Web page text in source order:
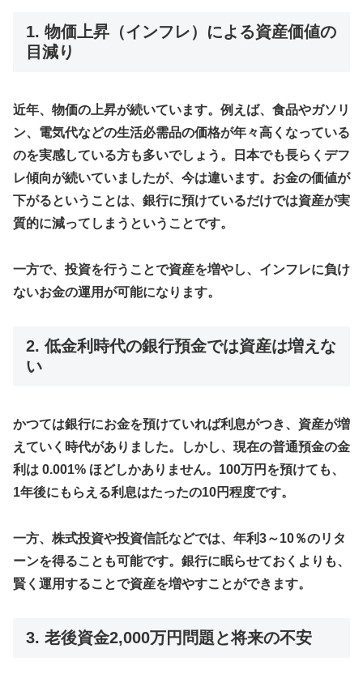
1. 物価上昇（インフレ）による資産価値の
目減り
近年、物価の上昇が続いています。例えば、食品やガソリ
ン、電気代などの生活必需品の価格が年々高くなっている
のを実感している方も多いでしょう。日本でも長らくデフ
レ傾向が続いていましたが、今は違います。お金の価値が
下がるということは、銀行に預けているだけでは資産が実
質的に減ってしまうということです。
一方で、投資を行うことで資産を増やし、インフレに負け
ないお金の運用が可能になります。
2. 低金利時代の銀行預金では資産は増えな
い
かつては銀行にお金を預けていれば利息がつき、資産が増
えていく時代がありました。しかし、現在の普通預金の金
利は 0.001% ほどしかありません。100万円を預けても、
1年後にもらえる利息はたったの10円程度です。
一方、株式投資や投資信託などでは、年利3～10％のリタ
ーンを得ることも可能です。銀行に眠らせておくよりも、
賢く運用することで資産を増やすことができます。
3. 老後資金2,000万円問題と将来の不安